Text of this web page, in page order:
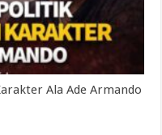
Ala Ade Armando